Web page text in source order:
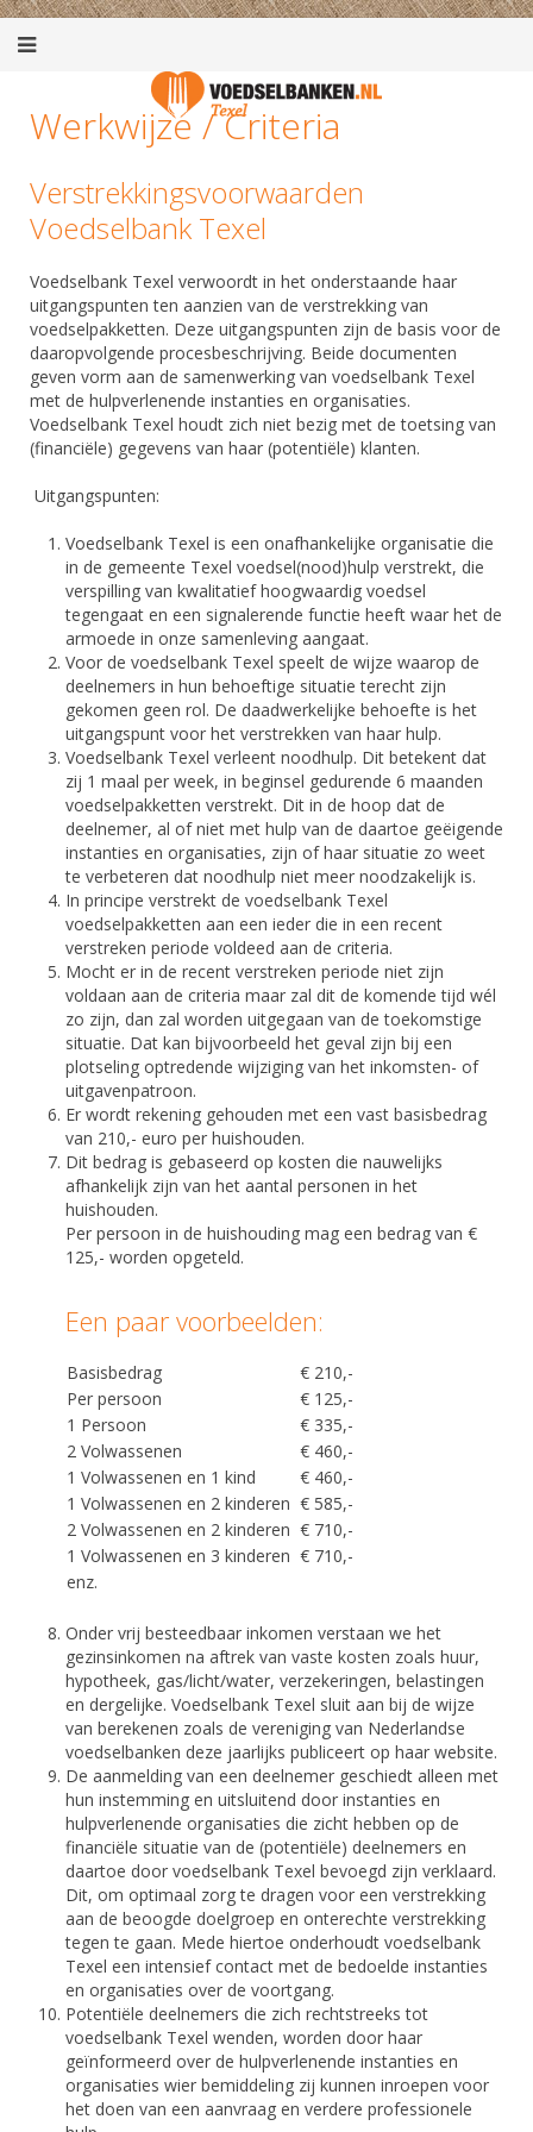
Werkwijze / Criteria
Verstrekkingsvoorwaarden
Voedselbank Texel
Voedselbank Texel verwoordt in het onderstaande haar
uitgangspunten ten aanzien van de verstrekking van
voedselpakketten. Deze uitgangspunten zijn de basis voor de
daaropvolgende procesbeschrijving. Beide documenten
geven vorm aan de samenwerking van voedselbank Texel
met de hulpverlenende instanties en organisaties.
Voedselbank Texel houdt zich niet bezig met de toetsing van
(financiële) gegevens van haar (potentiële) klanten.
Uitgangspunten:
Voedselbank Texel is een onafhankelijke organisatie die
in de gemeente Texel voedsel(nood)hulp verstrekt, die
verspilling van kwalitatief hoogwaardig voedsel
tegengaat en een signalerende functie heeft waar het de
armoede in onze samenleving aangaat.
Voor de voedselbank Texel speelt de wijze waarop de
deelnemers in hun behoeftige situatie terecht zijn
gekomen geen rol. De daadwerkelijke behoefte is het
uitgangspunt voor het verstrekken van haar hulp.
Voedselbank Texel verleent noodhulp. Dit betekent dat
zij 1 maal per week, in beginsel gedurende 6 maanden
voedselpakketten verstrekt. Dit in de hoop dat de
deelnemer, al of niet met hulp van de daartoe geëigende
instanties en organisaties, zijn of haar situatie zo weet
te verbeteren dat noodhulp niet meer noodzakelijk is.
In principe verstrekt de voedselbank Texel
voedselpakketten aan een ieder die in een recent
verstreken periode voldeed aan de criteria.
Mocht er in de recent verstreken periode niet zijn
voldaan aan de criteria maar zal dit de komende tijd wél
zo zijn, dan zal worden uitgegaan van de toekomstige
situatie. Dat kan bijvoorbeeld het geval zijn bij een
plotseling optredende wijziging van het inkomsten- of
uitgavenpatroon.
Er wordt rekening gehouden met een vast basisbedrag
van 210,- euro per huishouden.
Dit bedrag is gebaseerd op kosten die nauwelijks
afhankelijk zijn van het aantal personen in het
huishouden.
Per persoon in de huishouding mag een bedrag van €
125,- worden opgeteld.
Een paar voorbeelden:
Basisbedrag
€ 210,-
Per persoon
€ 125,-
1 Persoon
€ 335,-
2 Volwassenen
€ 460,-
1 Volwassenen en 1 kind
€ 460,-
1 Volwassenen en 2 kinderen € 585,-
2 Volwassenen en 2 kinderen € 710,-
1 Volwassenen en 3 kinderen € 710,-
enz.
Onder vrij besteedbaar inkomen verstaan we het
gezinsinkomen na aftrek van vaste kosten zoals huur,
hypotheek, gas/licht/water, verzekeringen, belastingen
en dergelijke. Voedselbank Texel sluit aan bij de wijze
van berekenen zoals de vereniging van Nederlandse
voedselbanken deze jaarlijks publiceert op haar website.
De aanmelding van een deelnemer geschiedt alleen met
hun instemming en uitsluitend door instanties en
hulpverlenende organisaties die zicht hebben op de
financiële situatie van de (potentiële) deelnemers en
daartoe door voedselbank Texel bevoegd zijn verklaard.
Dit, om optimaal zorg te dragen voor een verstrekking
aan de beoogde doelgroep en onterechte verstrekking
tegen te gaan. Mede hiertoe onderhoudt voedselbank
Texel een intensief contact met de bedoelde instanties
en organisaties over de voortgang.
Potentiële deelnemers die zich rechtstreeks tot
voedselbank Texel wenden, worden door haar
geïnformeerd over de hulpverlenende instanties en
organisaties wier bemiddeling zij kunnen inroepen voor
het doen van een aanvraag en verdere professionele